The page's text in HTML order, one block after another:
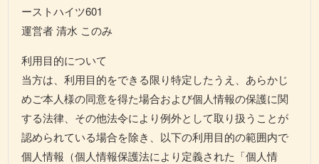
ーストハイツ601
運営者 清水 このみ
利用目的について
当方は、利用目的をできる限り特定したうえ、あらかじ
めご本人様の同意を得た場合および個人情報の保護に関
する法律、その他法令により例外として取り扱うことが
認められている場合を除き、以下の利用目的の範囲内で
個人情報（個人情報保護法により定義された「個人情